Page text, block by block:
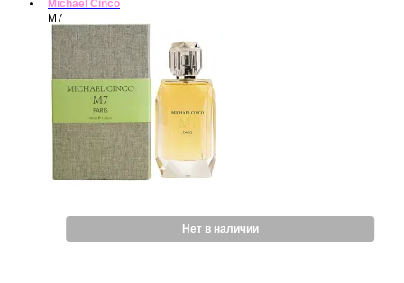
Michael Cinco
М7
Нет в наличии